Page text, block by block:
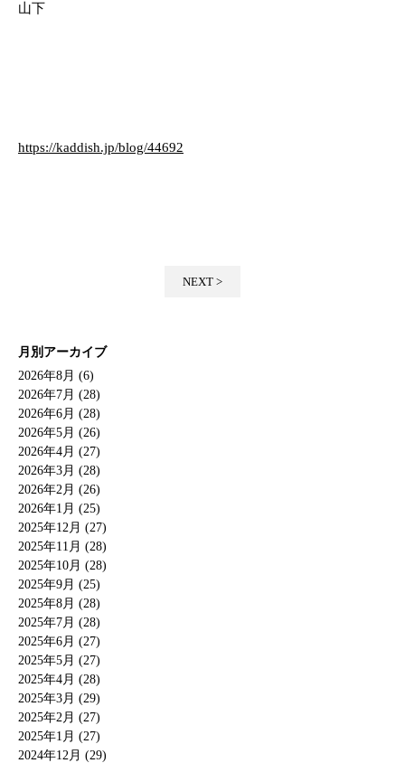
山下
https://kaddish.jp/blog/44692
NEXT >
月別アーカイブ
2026年8月 (6)
2026年7月 (28)
2026年6月 (28)
2026年5月 (26)
2026年4月 (27)
2026年3月 (28)
2026年2月 (26)
2026年1月 (25)
2025年12月 (27)
2025年11月 (28)
2025年10月 (28)
2025年9月 (25)
2025年8月 (28)
2025年7月 (28)
2025年6月 (27)
2025年5月 (27)
2025年4月 (28)
2025年3月 (29)
2025年2月 (27)
2025年1月 (27)
2024年12月 (29)